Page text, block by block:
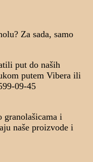
Za sada, samo
put do naših
putem Vibera ili
09-45
granolašicama i
naše proizvode i